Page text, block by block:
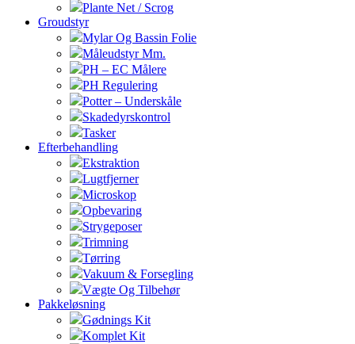
Plante Net / Scrog
Groudstyr
Mylar Og Bassin Folie
Måleudstyr Mm.
PH – EC Målere
PH Regulering
Potter – Underskåle
Skadedyrskontrol
Tasker
Efterbehandling
Ekstraktion
Lugtfjerner
Microskop
Opbevaring
Strygeposer
Trimning
Tørring
Vakuum & Forsegling
Vægte Og Tilbehør
Pakkeløsning
Gødnings Kit
Komplet Kit